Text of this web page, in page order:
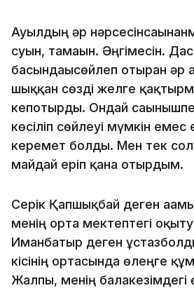
Ауылдың әр
суын, тамағын. Әңгімесін.
басындағысөйлеп отырған
шыққан сөзді желге
кепотырды. Ондай
көсіліп сөйлеуі мүмкін
керемет болды. Мен тек
майдай еріп қана отырдым.
Серік Қапшықбай деген
менің орта мектептегі
Иманбатыр деген
кісінің ортасында өлеңге
Жалпы, менің балакезімдегі